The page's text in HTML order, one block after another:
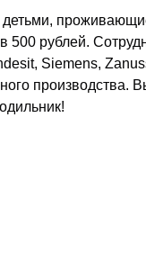
500 рублей.
Siemens,
производства.